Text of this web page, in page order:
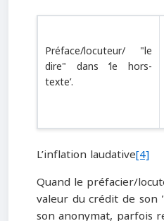
Préface/locuteur/ "le
dire" dans ‘le hors-
texte’.
L’inflation laudative[4]
Quand le préfacier/
valeur du crédit de
son anonymat, parfois